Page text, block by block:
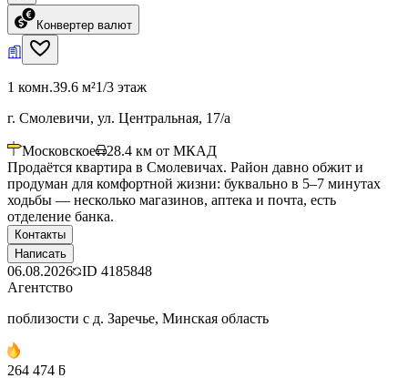
Конвертер валют
1 комн.39.6 м²1/3 этаж
г. Смолевичи, ул. Центральная, 17/а
Московское 28.4 км от МКАД
Продаётся квартира в Смолевичах. Район давно обжит и
продуман для комфортной жизни: буквально в 5–7 минутах
ходьбы — несколько магазинов, аптека и почта, есть
отделение банка.
Контакты
Написать
06.08.2026 ID 4185848
Агентство
поблизости с д. Заречье, Минская область
264 474 ƃ